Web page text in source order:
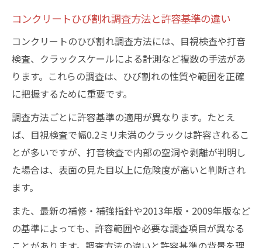
コンクリートひび割れ調査方法と許容基準の違い
コンクリートのひび割れ調査方法には、目視検査や打音
検査、クラックスケールによる計測など複数の手法があ
ります。これらの調査は、ひび割れの性質や範囲を正確
に把握するために重要です。
調査方法ごとに許容基準の適用が異なります。たとえ
ば、目視検査で幅0.2ミリ未満のクラックは許容されるこ
とが多いですが、打音検査で内部の空洞や剥離が判明し
た場合は、表面の見た目以上に危険度が高いと判断され
ます。
また、最新の補修・補強指針や2013年版・2009年版など
の基準によっても、許容範囲や必要な調査項目が異なる